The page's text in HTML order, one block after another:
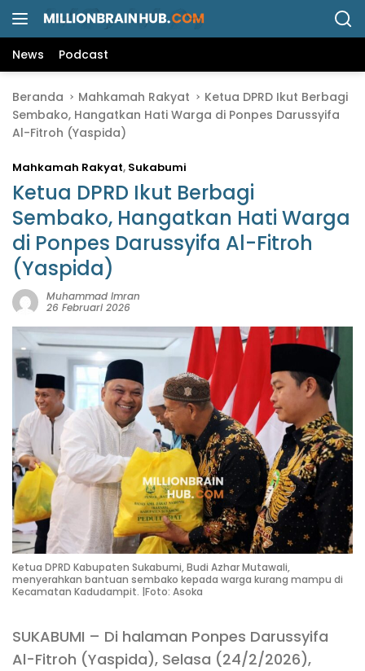
News Podcast
Beranda Mahkamah Rakyat
Ketua DPRD Ikut Berbagi
Sembako, Hangatkan Hati Warga di Ponpes Darussyifa
Al-Fitroh (Yaspida)
Mahkamah Rakyat, Sukabumi
Ketua DPRD Ikut Berbagi
Sembako, Hangatkan Hati Warga
di Ponpes Darussyifa Al-Fitroh
(Yaspida)
Muhammad Imran
26 Februari 2026
Ketua DPRD Kabupaten Sukabumi, Budi Azhar Mutawali,
menyerahkan bantuan sembako kepada warga kurang mampu di
Kecamatan Kadudampit. |Foto: Asoka
SUKABUMI – Di halaman Ponpes Darussyifa
Al-Fitroh (Yaspida), Selasa (24/2/2026),